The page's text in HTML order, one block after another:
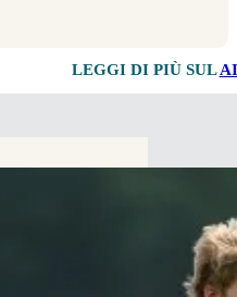
LEGGI DI PIÙ SUL